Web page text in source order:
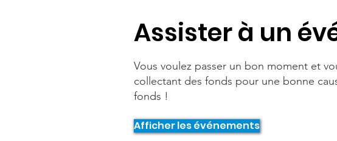
Assister à un
Vous voulez passer un bon moment et
collectant des fonds pour une bonne
fonds !
Afficher les événements